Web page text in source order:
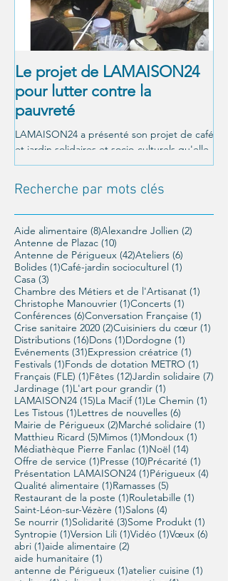
Le projet de LAMAISON24
pour lutter contre la
pauvreté
LAMAISON24 a présenté son projet de café
et jardin solidaires et socio-culturels qu'elle
veut mettre en place à Périgueux, et a été...
Recherche par mots clés
Aide alimentaire (8)8 posts
Alexandre Jollien (2)
Antenne de Plazac (10)
Antenne de Périgueux (42)42 posts
Ateliers (6)
Bolides (1)1 post
Café-jardin socioculturel (1)
Casa (3)
Chambre des Métiers et de l'Artisanat (1)
Christophe Manouvrier (1)1 post
Concerts (1)
Conférences (6)6 posts
Conversation Française (1)
Crise sanitaire 2020 (2)2 posts
Cuisiniers du cœur (1)
Distributions (16)16 posts
Dons (1)1 post
Dordogne (1)
Evénements (31)31 posts
Expression créatrice (1)
Festivals (1)1 post
Fonds de dotation METRO (1)
Français (FLE) (1)1 post
Fêtes (12)12 posts
Jardin solidaire (7)
Jardinage (1)1 post
L'art pour grandir (1)
LAMAISON24 (15)15 posts
La Macif (1)1 post
Le Chemin (1)
Les Tistous (1)1 post
Lettres de nouvelles (6)
Mairie de Périgueux (2)2 posts
Marché solidaire (1)
Matthieu Ricard (5)5 posts
Mimos (1)1 post
Mondoux (1)
Médiathèque Pierre Fanlac (1)1 post
Noël (14)
Offre de service (1)1 post
Presse (10)10 posts
Précarité (1)
Présentation LAMAISON24 (1)1 post
Périgueux (4)
Qualité alimentaire (1)1 post
Ramasses (5)
Restaurant de la poste (1)1 post
Rouletabille (1)
Saint-Léon-sur-Vézère (1)1 post
Salons (4)
Se nourrir (1)1 post
Solidarité (3)3 posts
Some Produkt (1)
Syntropie (1)1 post
Version Lili (1)1 post
Vidéo (1)1 post
Vœux (6)
abri (1)1 post
aide alimentaire (2)
aide humanitaire (1)
antenne de Périgueux (1)1 post
atelier cuisine (1)